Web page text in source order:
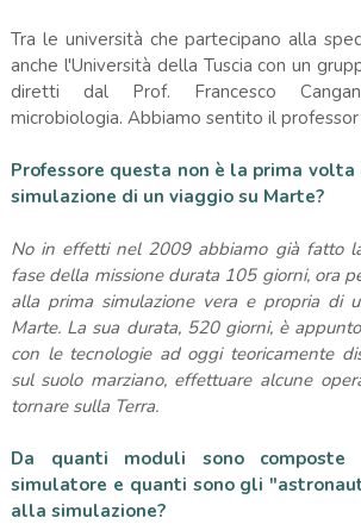
Tra le università che partecipano alla
anche l'Università della Tuscia con un
diretti dal Prof. Francesco
microbiologia. Abbiamo sentito il professor
Professore questa non è la prima
simulazione di un viaggio su Marte?
No in effetti nel 2009 abbiamo già fatto
fase della missione durata 105 giorni, ora
alla prima simulazione vera e propria di
Marte. La sua durata, 520 giorni, è
con le tecnologie ad oggi teoricamente
sul suolo marziano, effettuare alcune
tornare sulla Terra.
Da quanti moduli sono
simulatore e quanti sono gli
alla simulazione?